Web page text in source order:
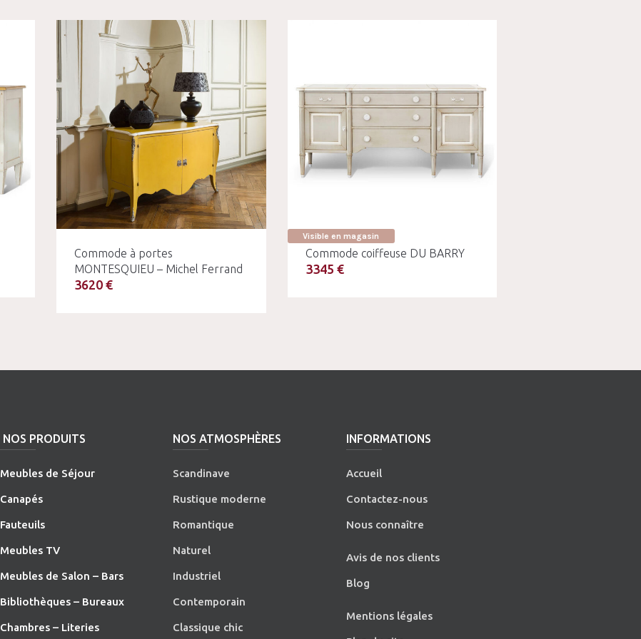
Commode à portes
MONTESQUIEU – Michel Ferrand
3620 €
Visible en magasin
Commode coiffeuse DU BARRY
3345 €
NOS PRODUITS
Meubles de Séjour
Canapés
Fauteuils
Meubles TV
Meubles de Salon – Bars
Bibliothèques – Bureaux
Chambres – Literies
NOS ATMOSPHÈRES
Scandinave
Rustique moderne
Romantique
Naturel
Industriel
Contemporain
Classique chic
INFORMATIONS
Accueil
Contactez-nous
Nous connaître
Avis de nos clients
Blog
Mentions légales